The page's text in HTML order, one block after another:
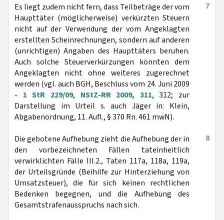
7
Es liegt zudem nicht fern, dass Teilbeträge der vom
Haupttäter (möglicherweise) verkürzten Steuern
nicht auf der Verwendung der vom Angeklagten
erstellten Scheinrechnungen, sondern auf anderen
(unrichtigen) Angaben des Haupttäters beruhen.
Auch solche Steuerverkürzungen könnten dem
Angeklagten nicht ohne weiteres zugerechnet
werden (vgl. auch BGH, Beschluss vom 24. Juni 2009
- 1 StR 229/09, NStZ-RR 2009, 311, 312; zur
Darstellung im Urteil s. auch Jäger in: Klein,
Abgabenordnung, 11. Aufl., § 370 Rn. 461 mwN).
8
Die gebotene Aufhebung zieht die Aufhebung der in
den vorbezeichneten Fällen tateinheitlich
verwirklichten Fälle III.2., Taten 117a, 118a, 119a,
der Urteilsgründe (Beihilfe zur Hinterziehung von
Umsatzsteuer), die für sich keinen rechtlichen
Bedenken begegnen, und die Aufhebung des
Gesamtstrafenausspruchs nach sich.